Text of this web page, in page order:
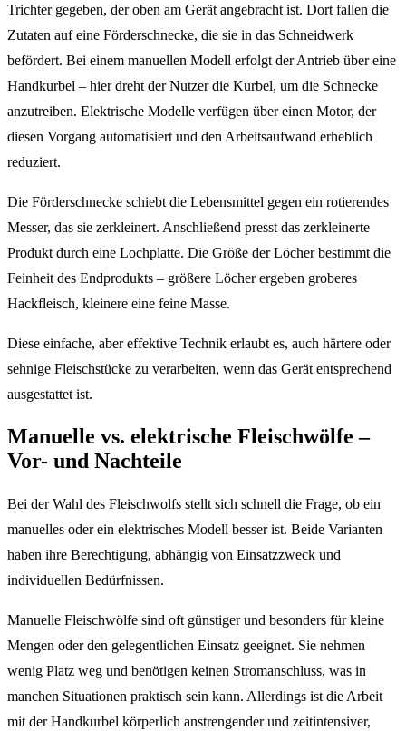
Trichter gegeben, der oben am Gerät angebracht ist. Dort fallen die
Zutaten auf eine Förderschnecke, die sie in das Schneidwerk
befördert. Bei einem manuellen Modell erfolgt der Antrieb über eine
Handkurbel – hier dreht der Nutzer die Kurbel, um die Schnecke
anzutreiben. Elektrische Modelle verfügen über einen Motor, der
diesen Vorgang automatisiert und den Arbeitsaufwand erheblich
reduziert.
Die Förderschnecke schiebt die Lebensmittel gegen ein rotierendes
Messer, das sie zerkleinert. Anschließend presst das zerkleinerte
Produkt durch eine Lochplatte. Die Größe der Löcher bestimmt die
Feinheit des Endprodukts – größere Löcher ergeben groberes
Hackfleisch, kleinere eine feine Masse.
Diese einfache, aber effektive Technik erlaubt es, auch härtere oder
sehnige Fleischstücke zu verarbeiten, wenn das Gerät entsprechend
ausgestattet ist.
Manuelle vs. elektrische Fleischwölfe –
Vor- und Nachteile
Bei der Wahl des Fleischwolfs stellt sich schnell die Frage, ob ein
manuelles oder ein elektrisches Modell besser ist. Beide Varianten
haben ihre Berechtigung, abhängig von Einsatzzweck und
individuellen Bedürfnissen.
Manuelle Fleischwölfe sind oft günstiger und besonders für kleine
Mengen oder den gelegentlichen Einsatz geeignet. Sie nehmen
wenig Platz weg und benötigen keinen Stromanschluss, was in
manchen Situationen praktisch sein kann. Allerdings ist die Arbeit
mit der Handkurbel körperlich anstrengender und zeitintensiver,